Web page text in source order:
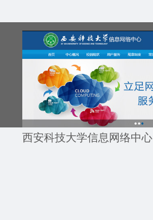
西安科技大学信息网络中心